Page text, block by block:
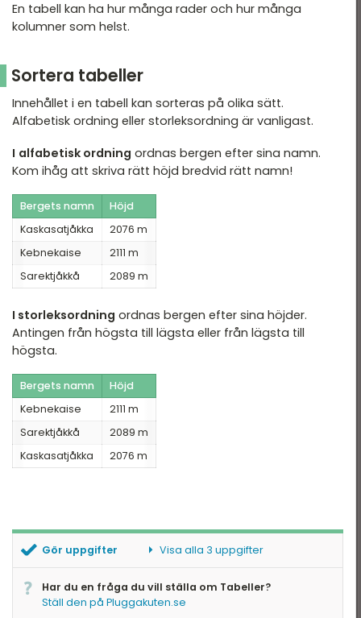
En tabell kan ha hur många rader och hur många
kolumner som helst.
Sortera tabeller
Innehållet i en tabell kan sorteras på olika sätt.
Alfabetisk ordning eller storleksordning är vanligast.
I alfabetisk ordning ordnas bergen efter sina namn.
Kom ihåg att skriva rätt höjd bredvid rätt namn!
Bergets namn
Höjd
Kaskasatjåkka
2076 m
Kebnekaise
2111 m
Sarektjåkkå
2089 m
I storleksordning ordnas bergen efter sina höjder.
Antingen från högsta till lägsta eller från lägsta till
högsta.
Bergets namn
Höjd
Kebnekaise
2111 m
Sarektjåkkå
2089 m
Kaskasatjåkka
2076 m
Gör uppgifter Visa alla 3 uppgifter
Räkna i tabellen
Har du en fråga du vill ställa om Tabeller?
Ställ den på Pluggakuten.se